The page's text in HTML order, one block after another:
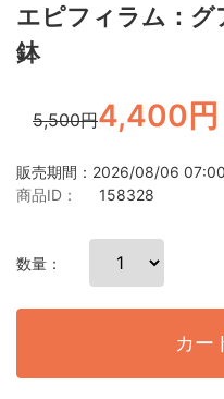
エピフィラム：グ
鉢
5,500円4,400円
販売期間：2026/08/06
商品ID：
158328
数量：
カー